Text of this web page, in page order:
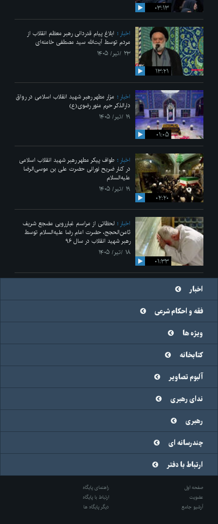
۰۳:۱۳
۱۳:۲۱
اخبار
ابلاغ پیام قدردانی رهبر معظم انقلاب از
مردم توسط آیت‌الله سید مصطفی خامنه‌ای
۲۳ /تیر/ ۱۴۰۵
۰۱:۰۵
اخبار
مزار مطهر رهبر شهید انقلاب اسلامی در رواق
دارالذکر حرم منور رضوی(ع)
۱۹ /تیر/ ۱۴۰۵
۰۲:۲۰
اخبار
طواف پیکر مطهر رهبر شهید انقلاب اسلامی
در کنار ضریح نورانی حضرت علی‌ بن موسی‌الرضا
علیه‌السلام
۱۹ /تیر/ ۱۴۰۵
۰۱:۳۳
اخبار
لحظاتی از مراسم غبارروبی مضجع شریف
ثامن‌الحجج، حضرت امام رضا علیه‌السلام توسط
رهبر شهید انقلاب در سال ۹۶
۱۸ /تیر/ ۱۴۰۵
اخبار
فقه و احکام شرعی
ویژه ها
کتابخانه
آلبوم تصاویر
ندای رهبری
رهبری
چندرسانه ای
ارتباط با دفتر
صفحه اول
راهنمای پایگاه
عضویت
ارتباط با پایگاه
آرشیو جامع
دیگر پایگاه ها